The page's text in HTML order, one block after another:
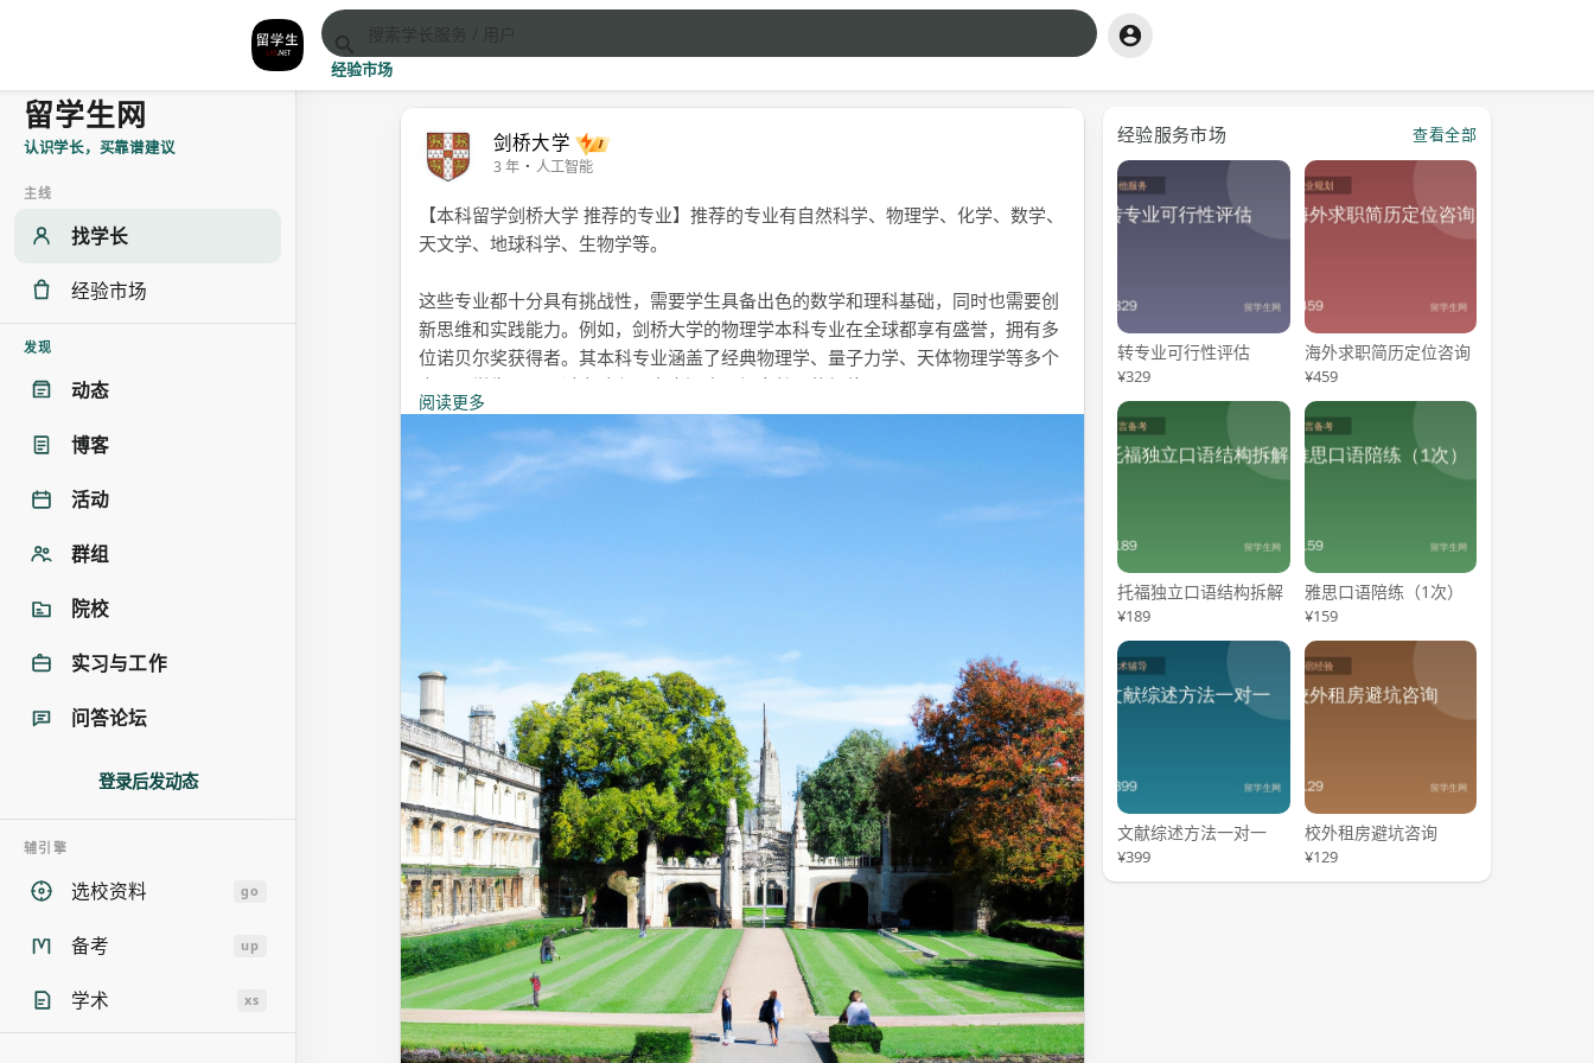
经验市场
留学生网
认识学长，买靠谱建议
主线
找学长
经验市场
发现
动态
博客
活动
群组
院校
实习与工作
问答论坛
登录后发动态
辅引擎
选校资料 go
备考 up
学术 xs
剑桥大学
3 年 · 人工智能
【本科留学剑桥大学 推荐的专业】推荐的专业有自然科学、物理学、化学、数学、
天文学、地球科学、生物学等。
这些专业都十分具有挑战性，需要学生具备出色的数学和理科基础，同时也需要创
新思维和实践能力。例如，剑桥大学的物理学本科专业在全球都享有盛誉，拥有多
位诺贝尔奖获得者。其本科专业涵盖了经典物理学、量子力学、天体物理学等多个
方面，学生可以通过实验和研究来深度了解自然界的规律。
此外，剑桥大学的化学专业领域也是领军机构之一，其本科专业涵盖了无机化学、
有机化学、生化学、材料化学等多个方向。学生需要具备扎实的化学基础，同时还
需要掌握实验技能和创新思维。
阅读更多
经验服务市场 查看全部
转专业可行性评估
¥329
海外求职简历定位咨询
¥459
托福独立口语结构拆解
¥189
雅思口语陪练（1次）
¥159
文献综述方法一对一
¥399
校外租房避坑咨询
¥129